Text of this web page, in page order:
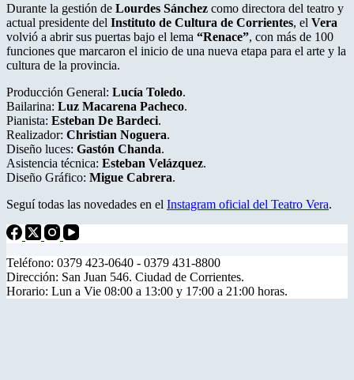
Durante la gestión de Lourdes Sánchez como directora del teatro y
actual presidente del Instituto de Cultura de Corrientes, el Vera
volvió a abrir sus puertas bajo el lema “Renace”, con más de 100
funciones que marcaron el inicio de una nueva etapa para el arte y la
cultura de la provincia.
Producción General: Lucía Toledo.
Bailarina: Luz Macarena Pacheco.
Pianista: Esteban De Bardeci.
Realizador: Christian Noguera.
Diseño luces: Gastón Chanda.
Asistencia técnica: Esteban Velázquez.
Diseño Gráfico: Migue Cabrera.
Seguí todas las novedades en el Instagram oficial del Teatro Vera.
Teléfono: 0379 423-0640 - 0379 431-8800
Dirección: San Juan 546. Ciudad de Corrientes.
Horario: Lun a Vie 08:00 a 13:00 y 17:00 a 21:00 horas.